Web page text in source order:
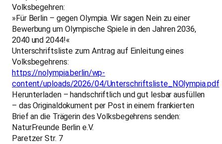
Volksbegehren:
»Für Berlin – gegen Olympia. Wir sagen Nein zu einer
Bewerbung um Olympische Spiele in den Jahren 2036,
2040 und 2044!«
Unterschriftsliste zum Antrag auf Einleitung eines
Volksbegehrens:
https://nolympia.berlin/wp-
content/uploads/2026/04/Unterschriftsliste_NOlympia.pdf
Herunterladen – handschriftlich und gut lesbar ausfüllen
– das Originaldokument per Post in einem frankierten
Brief an die Trägerin des Volksbegehrens senden:
NaturFreunde Berlin e.V.
Paretzer Str. 7